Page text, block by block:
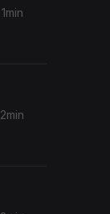
1min
2min